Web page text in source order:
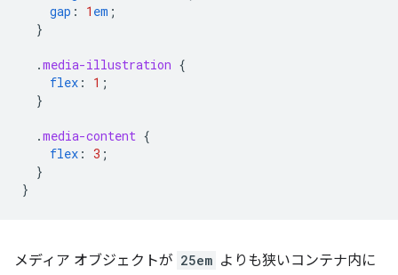
gap : 1 em ;
}
.media-illustration {
flex : 1 ;
}
.media-content {
flex : 3 ;
}
}
メディア オブジェクトが 25em よりも狭いコンテナ内に